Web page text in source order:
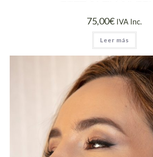
75,00€ IVA Inc.
Leer más